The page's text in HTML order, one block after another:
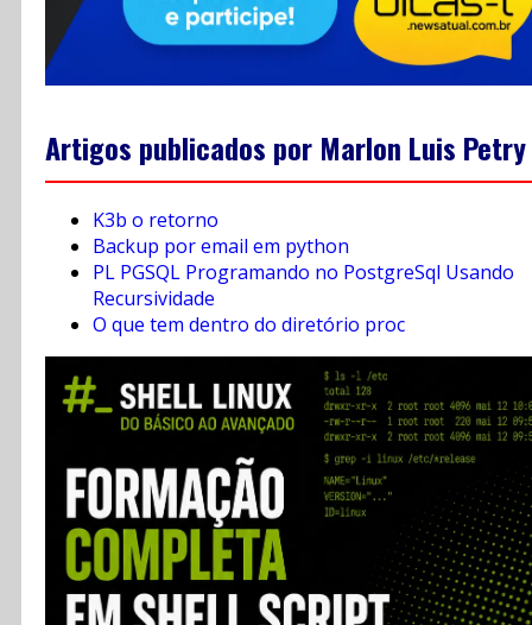
Artigos publicados por Marlon Luis Petry
K3b o retorno
Backup por email em python
PL PGSQL Programando no PostgreSql Usando
Recursividade
O que tem dentro do diretório proc